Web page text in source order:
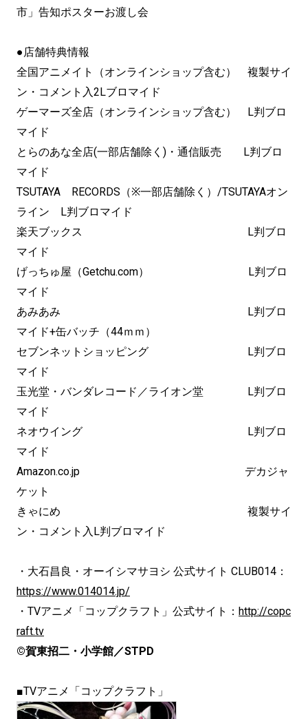
市」告知ポスターお渡し会
●店舗特典情報
全国アニメイト（オンラインショップ含む） 複製サイ
ン・コメント入2Lブロマイド
ゲーマーズ全店（オンラインショップ含む） L判ブロ
マイド
とらのあな全店(一部店舗除く)・通信販売 L判ブロ
マイド
TSUTAYA RECORDS（※一部店舗除く）/TSUTAYAオン
ライン L判ブロマイド
楽天ブックス L判ブロ
マイド
げっちゅ屋（Getchu.com） L判ブロ
マイド
あみあみ L判ブロ
マイド+缶バッチ（44ｍｍ）
セブンネットショッピング L判ブロ
マイド
玉光堂・バンダレコード／ライオン堂 L判ブロ
マイド
ネオウイング L判ブロ
マイド
Amazon.co.jp デカジャ
ケット
きゃにめ 複製サイ
ン・コメント入L判ブロマイド
・大石昌良・オーイシマサヨシ 公式サイト CLUB014：
https://www.014014.jp/
・TVアニメ「コップクラフト」公式サイト： http://copc
raft.tv
©賀東招二・小学館／STPD
■TVアニメ「コップクラフト」